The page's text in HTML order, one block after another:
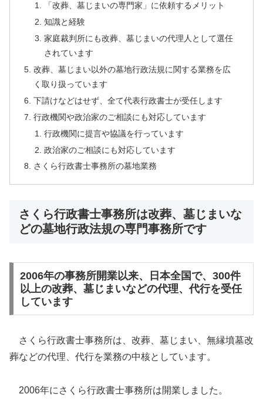
「改葬、墓じまいの専門家」に依頼するメリット
知識と経験
家庭裁判所にも改葬、墓じまいの代理人として選任
されています
改葬、墓じまい以外の墓地行政法規に関する業務を広
く取り扱っています
下請けなどはせず、全て代表行政書士が受任します
行政機関や政治家のご相談にも対応しています
行政機関に提言や協議を行っています
政治家のご相談にも対応しています
さくら行政書士事務所の墓地業務
さくら行政書士事務所は改葬、墓じまいな
どの墓地行政法規の専門事務所です
2006年の事務所開業以来、日本全国で、300件
以上の改葬、墓じまいなどの代理、代行を受任
しています
さくら行政書士事務所は、改葬、墓じまい、無縁墳墓改
葬などの代理、代行を業務の中核としています。
2006年にさくら行政書士事務所は開業しました。